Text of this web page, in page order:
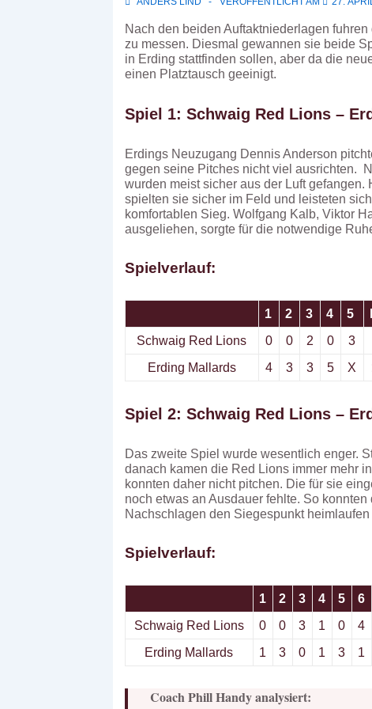
Nach den beiden Auftaktniederlagen
zu messen. Diesmal gewannen sie beide
in Erding stattfinden sollen, aber da die
einen Platztausch geeinigt.
Spiel 1: Schwaig Red Lions –
Erdings Neuzugang Dennis Anderson
gegen seine Pitches nicht viel ausrichten.
wurden meist sicher aus der Luft
spielten sie sicher im Feld und leisteten
komfortablen Sieg. Wolfgang Kalb, Viktor
ausgeliehen, sorgte für die notwendige
Spielverlauf:
1 2 3 4 5
Schwaig Red Lions
0 0 2 0 3
Erding Mallards
4 3 3 5 X
Spiel 2: Schwaig Red Lions –
Das zweite Spiel wurde wesentlich enger.
danach kamen die Red Lions immer mehr
konnten daher nicht pitchen. Die für sie
noch etwas an Ausdauer fehlte. So
Nachschlagen den Siegespunkt
Spielverlauf:
1 2 3 4 5 6
Schwaig Red Lions
0 0 3 1 0 4
Erding Mallards
1 3 0 1 3 1
Coach Phill Handy analysiert: